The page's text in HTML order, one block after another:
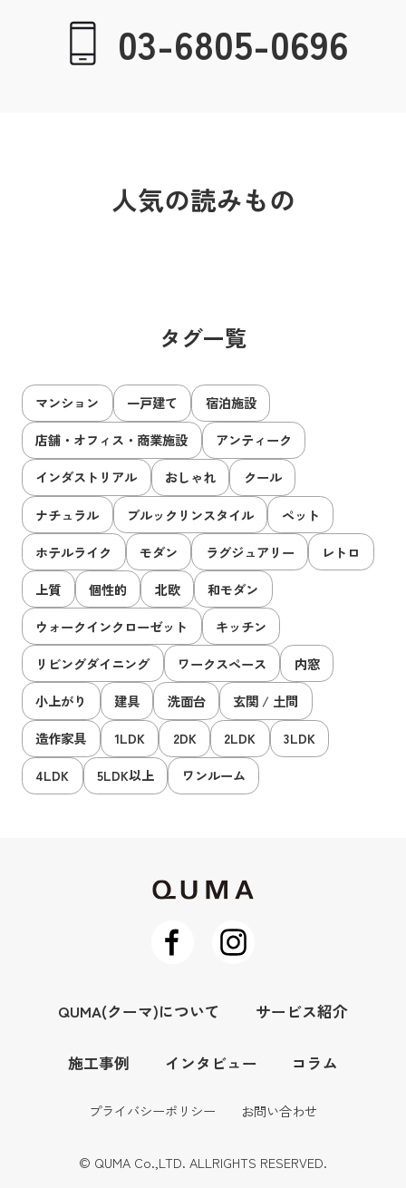
03-6805-0696
人気の読みもの
タグ一覧
マンション 一戸建て
宿泊施設
店舗・オフィス・商業施設
アンティーク
インダストリアル
おしゃれ
クール
ナチュラル
ブルックリンスタイル
ペット
ホテルライク
モダン ラグジュアリー
レトロ
上質
個性的 北欧
和モダン
ウォークインクローゼット
キッチン
リビングダイニング
ワークスペース
内窓
小上がり
建具 洗面台
玄関 / 土間
造作家具
1LDK 2DK 2LDK
3LDK
4LDK
5LDK以上 ワンルーム
QUMA(クーマ)について サービス紹介
施工事例 インタビュー コラム
プライバシーポリシー お問い合わせ
© QUMA Co.,LTD. ALLRIGHTS RESERVED.